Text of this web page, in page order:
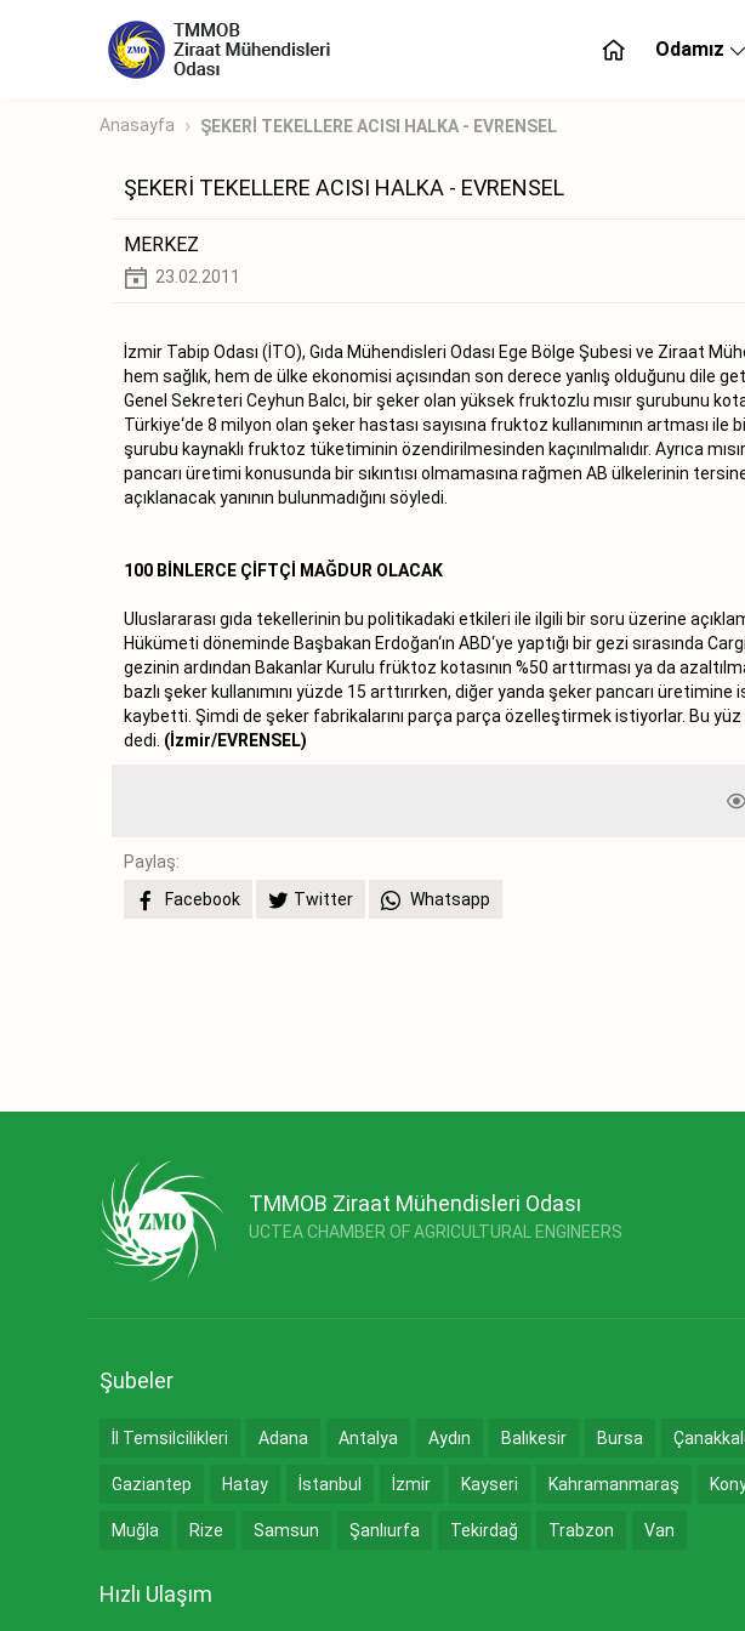
Odamız
Anasayfa ŞEKERİ TEKELLERE ACISI HALKA - EVRENSEL
ŞEKERİ TEKELLERE ACISI HALKA - EVRENSEL
MERKEZ
23.02.2011
İzmir Tabip Odası (İTO), Gıda Mühendisleri Odası Ege Bölge Şubesi ve Ziraat
hem sağlık, hem de ülke ekonomisi açısından son derece yanlış olduğunu dile
Genel Sekreteri Ceyhun Balcı, bir şeker olan yüksek fruktozlu mısır şurubunu
Türkiye‘de 8 milyon olan şeker hastası sayısına fruktoz kullanımının artması
şurubu kaynaklı fruktoz tüketiminin özendirilmesinden kaçınılmalıdır. Ayrıca
pancarı üretimi konusunda bir sıkıntısı olmamasına rağmen AB ülkelerinin
açıklanacak yanının bulunmadığını söyledi.
100 BİNLERCE ÇİFTÇİ MAĞDUR OLACAK
Uluslararası gıda tekellerinin bu politikadaki etkileri ile ilgili bir soru üzerine
Hükümeti döneminde Başbakan Erdoğan‘ın ABD‘ye yaptığı bir gezi sırasında
gezinin ardından Bakanlar Kurulu früktoz kotasının %50 arttırması ya da
bazlı şeker kullanımını yüzde 15 arttırırken, diğer yanda şeker pancarı
kaybetti. Şimdi de şeker fabrikalarını parça parça özelleştirmek istiyorlar. Bu
dedi. (İzmir/EVRENSEL)
Paylaş:
Facebook
Twitter Whatsapp
TMMOB Ziraat Mühendisleri Odası
UCTEA CHAMBER OF AGRICULTURAL ENGINEERS
Şubeler
İl Temsilcilikleri Adana Antalya Aydın Balıkesir Bursa
Gaziantep Hatay İstanbul İzmir Kayseri Kahramanmaraş
Muğla Rize Samsun Şanlıurfa Tekirdağ Trabzon Van
Hızlı Ulaşım